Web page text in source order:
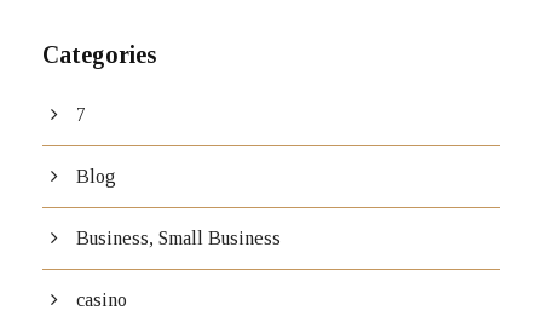
Categories
7
Blog
Business, Small Business
casino